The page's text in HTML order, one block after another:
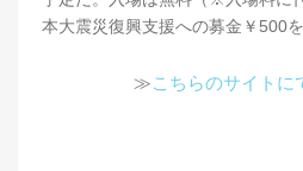
本大震災復興支援への募金￥500
≫こちらのサイトに